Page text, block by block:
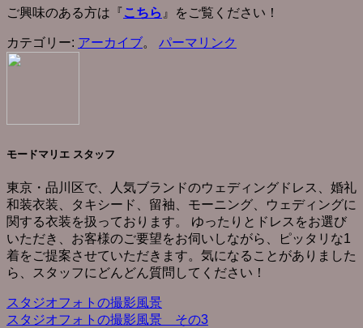
ご興味のある方は『こちら 』をご覧ください！
カテゴリー: アーカイブ。 パーマリンク
モードマリエ スタッフ
東京・品川区で、人気ブランドのウェディングドレス、婚礼
和装衣装、タキシード、留袖、モーニング、ウェディングに
関する衣装を扱っております。 ゆったりとドレスをお選び
いただき、お客様のご要望をお伺いしながら、ピッタリな1
着をご提案させていただきます。気になることがありました
ら、スタッフにどんどん質問してください！
スタジオフォトの撮影風景
スタジオフォトの撮影風景 その3